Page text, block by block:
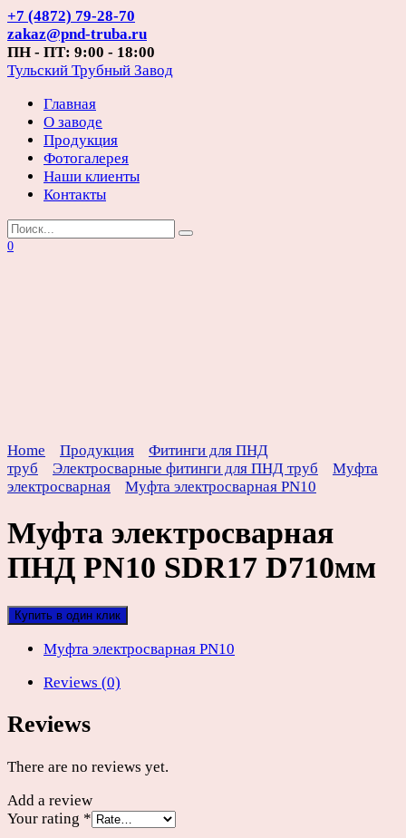
Перейти
к
содержанию
+7 (4872) 79-28-70
zakaz@pnd-truba.ru
ПН - ПТ: 9:00 - 18:00
Тульский Трубный Завод
Главная
О заводе
Продукция
Фотогалерея
Наши клиенты
Контакты
Search
for:
0
Home Продукция
Фитинги для ПНД
труб
Электросварные фитинги для ПНД труб
Муфта
электросварная
Муфта электросварная PN10
Муфта электросварная
ПНД PN10 SDR17 D710мм
Купить в один клик
Муфта электросварная PN10
Reviews (0)
Reviews
There are no reviews yet.
Add a review
Your rating *